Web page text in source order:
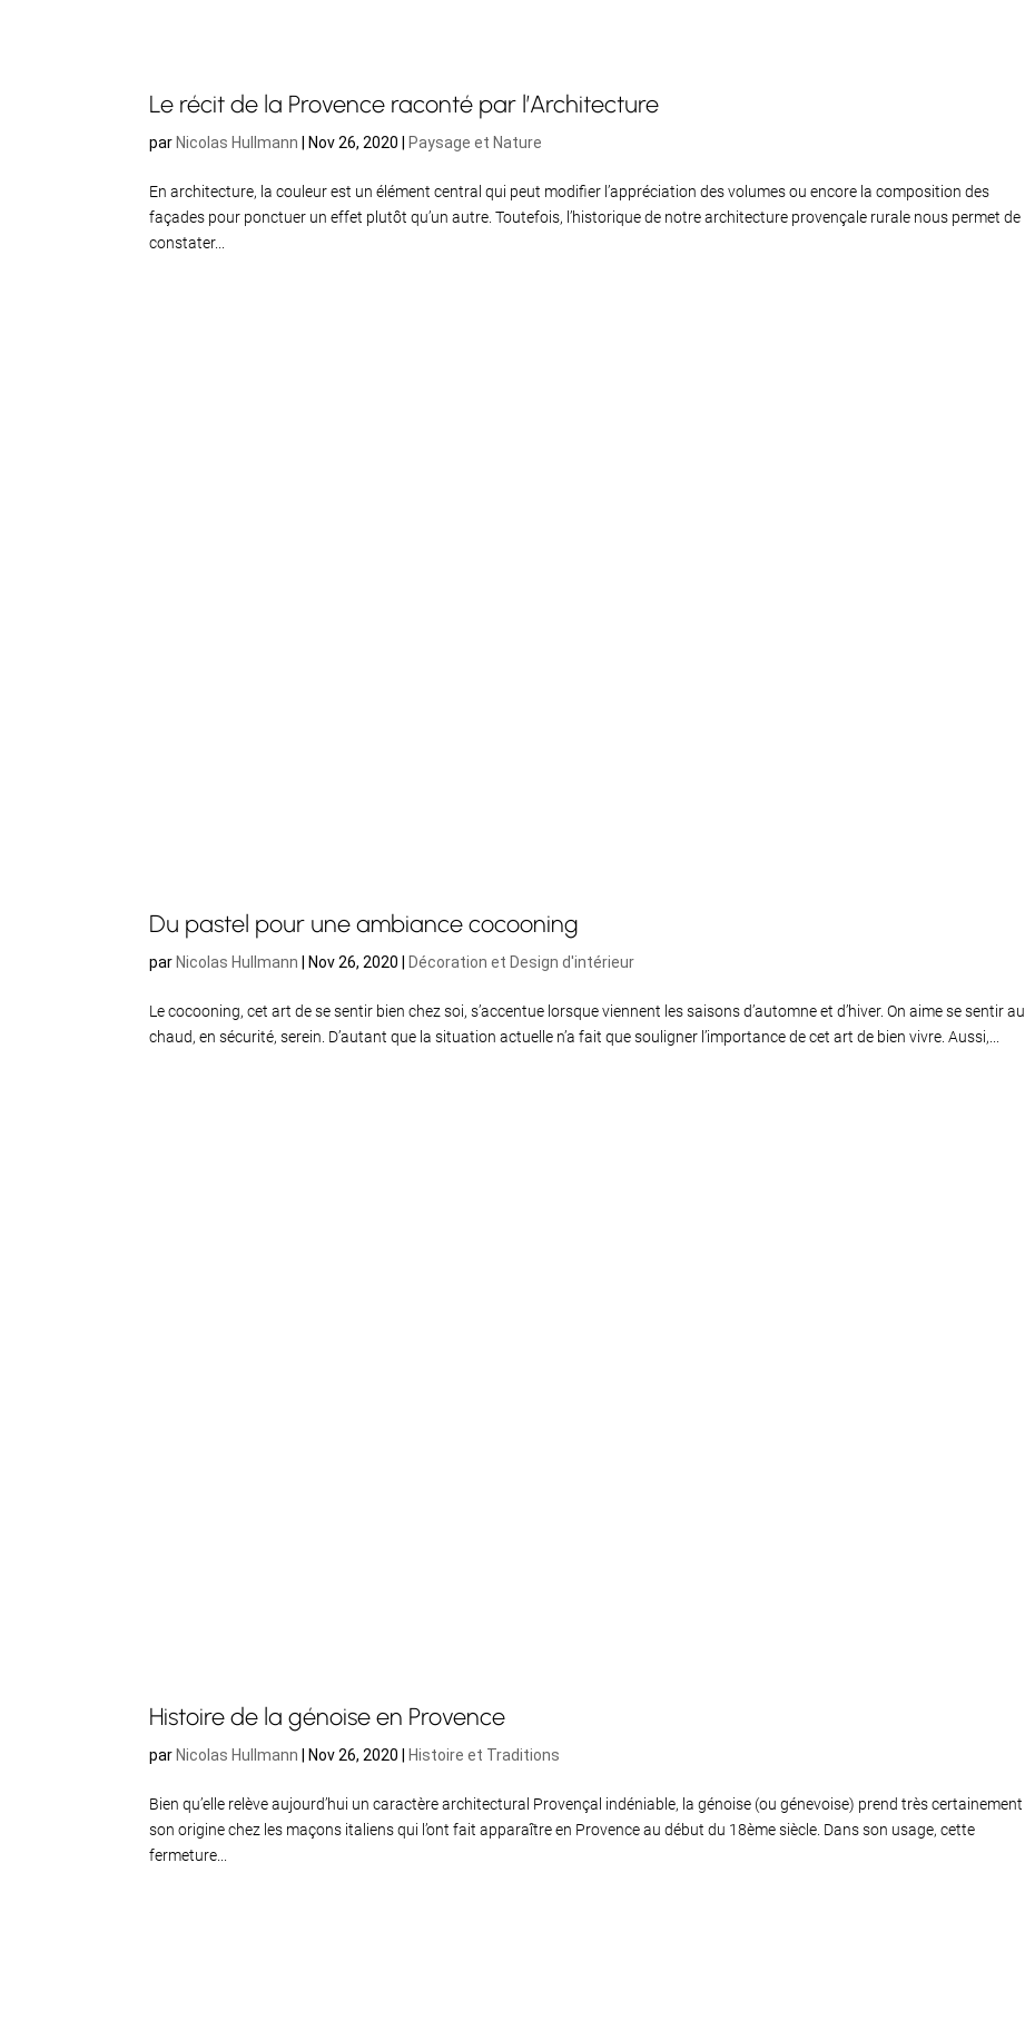
Le récit de la Provence raconté par l’Architecture
par Nicolas Hullmann Nov 26, 2020 Paysage et Nature
En architecture, la couleur est un élément central qui peut modifier l’appréciation des volumes ou encore la composition des
façades pour ponctuer un effet plutôt qu’un autre. Toutefois, l’historique de notre architecture provençale rurale nous permet de
constater...
Du pastel pour une ambiance cocooning
par Nicolas Hullmann Nov 26, 2020 Décoration et Design d'intérieur
Le cocooning, cet art de se sentir bien chez soi, s’accentue lorsque viennent les saisons d’automne et d’hiver. On aime se sentir au
chaud, en sécurité, serein. D’autant que la situation actuelle n’a fait que souligner l’importance de cet art de bien vivre. Aussi,...
Histoire de la génoise en Provence
par Nicolas Hullmann Nov 26, 2020 Histoire et Traditions
Bien qu’elle relève aujourd’hui un caractère architectural Provençal indéniable, la génoise (ou génevoise) prend très certainement
son origine chez les maçons italiens qui l’ont fait apparaître en Provence au début du 18ème siècle. Dans son usage, cette
fermeture...